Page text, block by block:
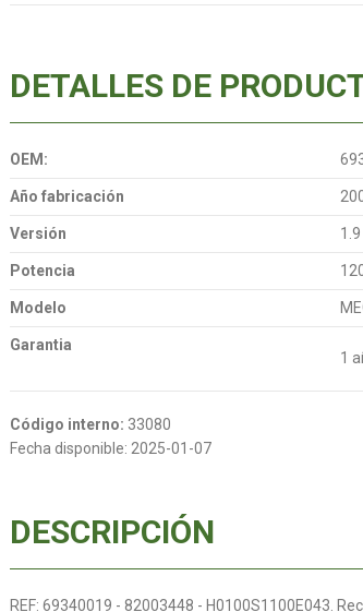
DETALLES DE
OEM:
Año fabricación
Versión
Potencia
Modelo
Garantia
1
Código interno: 33080
Fecha disponible: 2025-01-07
DESCRIPCIÓN
REF: 69340019 - 82003448 - H0100S1100E043.